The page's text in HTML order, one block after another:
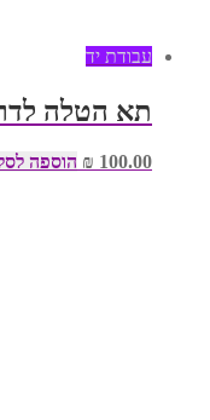
עבודת יד
תא הטלה
₪ 100.00 הוספה